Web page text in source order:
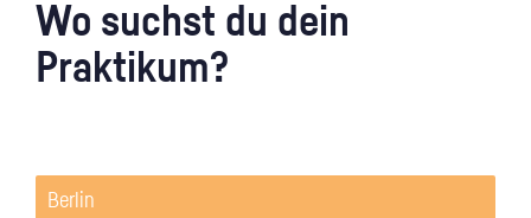
Wo suchst du dein
Praktikum?